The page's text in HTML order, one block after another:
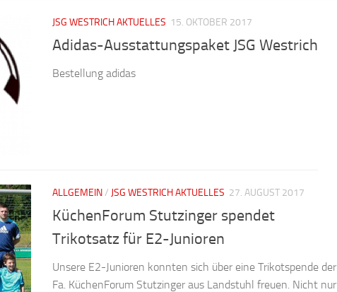
JSG WESTRICH AKTUELLES 15. OKTOBER 2017
Adidas-Ausstattungspaket JSG Westrich
Bestellung adidas
ALLGEMEIN/ JSG WESTRICH AKTUELLES 27. AUGUST 2017
KüchenForum Stutzinger spendet
Trikotsatz für E2-Junioren
Unsere E2-Junioren konnten sich über eine Trikotspende der
Fa. KüchenForum Stutzinger aus Landstuhl freuen. Nicht nur